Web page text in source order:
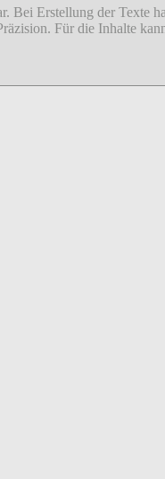
Bei Erstellung der Texte
Für die Inhalte